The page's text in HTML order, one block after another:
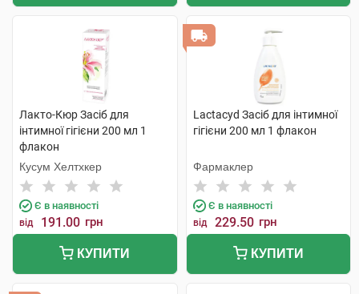
Лакто-Кюр Засіб для
інтимної гігієни 200 мл 1
флакон
Кусум Хелтхкер
Є в наявності
від 191.00 грн
КУПИТИ
Lactacyd Засіб для інтимної
гігієни 200 мл 1 флакон
Фармаклер
Є в наявності
від 229.50 грн
КУПИТИ